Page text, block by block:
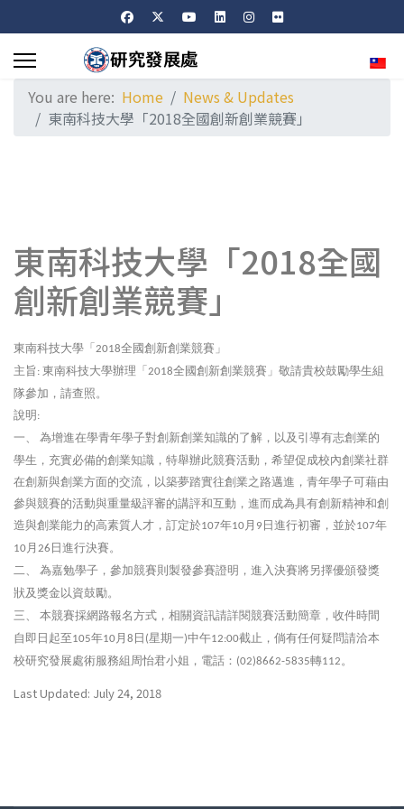
You are here: Home
News & Updates
東南科技大學「2018全國創新創業競賽」
東南科技大學「2018全國
創新創業競賽」
東南科技大學「2018全國創新創業競賽」
主旨: 東南科技大學辦理「2018全國創新創業競賽」敬請貴校鼓勵學生組
隊參加，請查照。
說明:
一、
為增進在學青年學子對創新創業知識的了解，以及引導有志創業的
學生，充實必備的創業知識，特舉辦此競賽活動，希望促成校內創業社群
在創新與創業方面的交流，以築夢踏實往創業之路邁進，青年學子可藉由
參與競賽的活動與重量級評審的講評和互動，進而成為具有創新精神和創
造與創業能力的高素質人才，訂定於107年10月 9 日進行初審，並於107年
10月 26 日進行決賽。
二、
為嘉勉學子，參加競賽則製發參賽證明，進入決賽將另擇優頒發獎
狀及獎金以資鼓勵。
三、
本競賽採網路報名方式，相關資訊請詳閱競賽活動簡章，收件時間
自即日起至105年10月 8 日 (星期一)中午12:00截止，倘有任何疑問請洽本
校研究發展處術服務組周怡君小姐，電話： (02)8662-5835轉112。
Last Updated: July 24, 2018